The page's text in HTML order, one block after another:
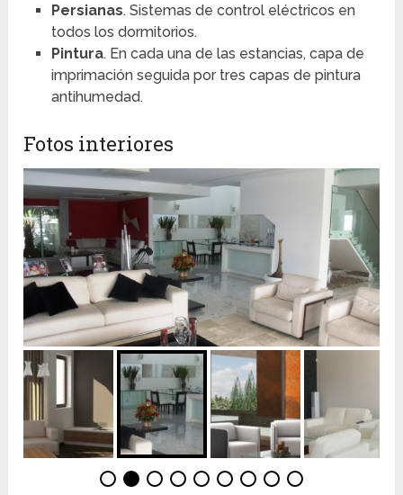
Persianas. Sistemas de control eléctricos en
todos los dormitorios.
Pintura. En cada una de las estancias, capa de
imprimación seguida por tres capas de pintura
antihumedad.
Fotos interiores